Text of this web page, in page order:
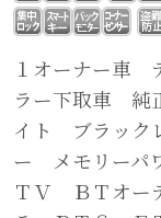
１オーナー車
ラー下取車 純
イト ブラック
ー メモリーパ
ＴＶ ＢＴオ